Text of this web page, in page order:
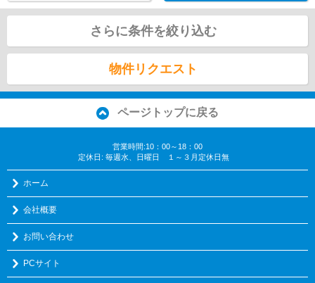
さらに条件を絞り込む
物件リクエスト
ページトップに戻る
営業時間:10：00～18：00
定休日: 毎週水、日曜日 １～３月定休日無
ホーム
会社概要
お問い合わせ
PCサイト